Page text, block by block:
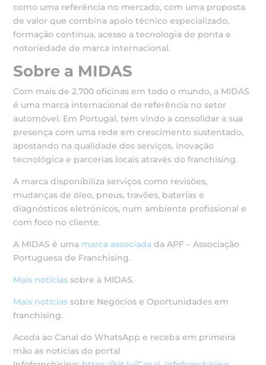
como uma referência no mercado, com uma proposta
de valor que combina apoio técnico especializado,
formação contínua, acesso a tecnologia de ponta e
notoriedade de marca internacional.
Sobre a MIDAS
Com mais de 2.700 oficinas em todo o mundo, a MIDAS
é uma marca internacional de referência no setor
automóvel. Em Portugal, tem vindo a consolidar a sua
presença com uma rede em crescimento sustentado,
apostando na qualidade dos serviços, inovação
tecnológica e parcerias locais através do franchising.
A marca disponibiliza serviços como revisões,
mudanças de óleo, pneus, travões, baterias e
diagnósticos eletrónicos, num ambiente profissional e
com foco no cliente.
A MIDAS é uma marca associada da APF – Associação
Portuguesa de Franchising.
Mais notícias sobre a MIDAS.
Mais notícias sobre Negócios e Oportunidades em
franchising.
Aceda ao Canal do WhatsApp e receba em primeira
mão as notícias do portal